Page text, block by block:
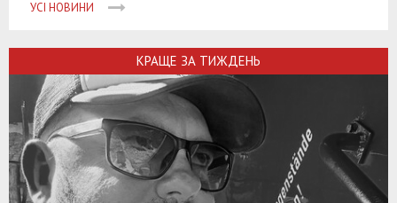
УСІ НОВИНИ
КРАЩЕ ЗА ТИЖДЕНЬ